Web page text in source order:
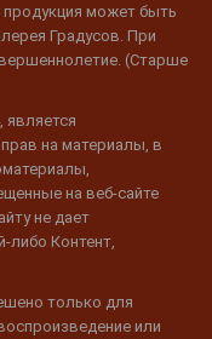
продукция может быть
Градусов. При
(Старше
является
на материалы, в
на веб-сайте
не дает
либо Контент,
только для
или